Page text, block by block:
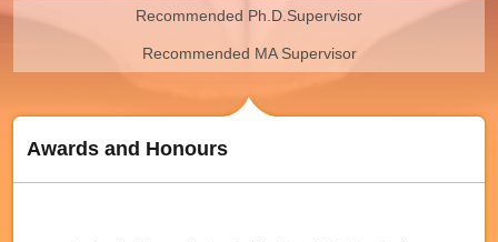
Recommended Ph.D.Supervisor
Recommended MA Supervisor
Awards and Honours